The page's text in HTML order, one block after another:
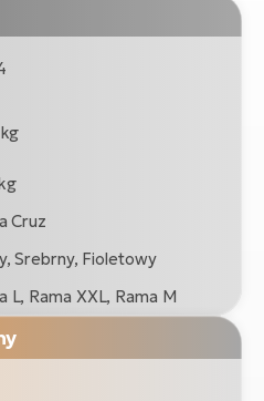
Cruz
Srebrny, Fioletowy
L, Rama XXL, Rama M